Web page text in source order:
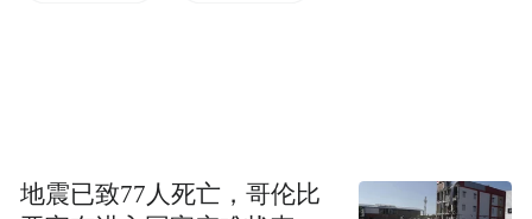
地震已致77人死亡，哥伦比